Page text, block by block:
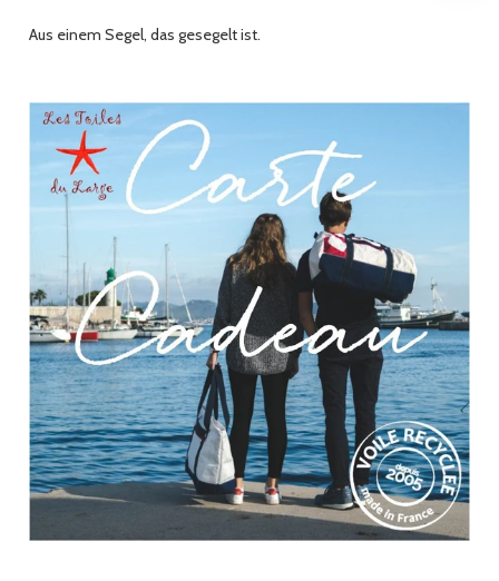
Aus einem Segel, das gesegelt ist.